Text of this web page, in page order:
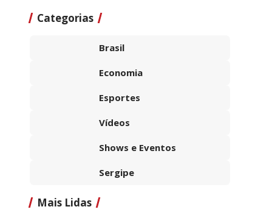
Categorias
Brasil
Economia
Esportes
Vídeos
Shows e Eventos
Sergipe
Mais Lidas